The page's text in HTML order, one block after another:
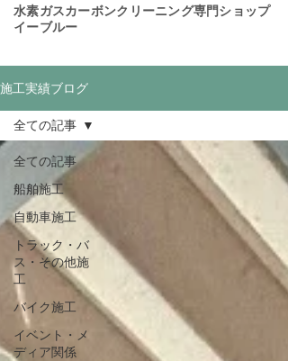
​水素ガスカーボンクリーニング専門ショップ
イーブルー
施工実績ブログ
全ての記事
船舶施工
自動車施工
トラック・バ
ス・その他施
工
バイク施工
イベント・メ
ディア関係
全ての記事